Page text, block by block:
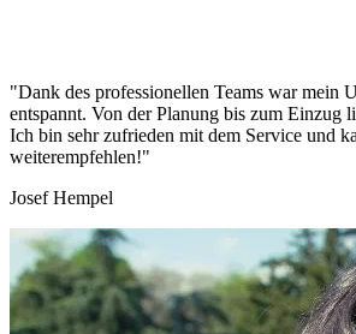
"Dank des professionellen Teams war mein
entspannt. Von der Planung bis zum Einzug
Ich bin sehr zufrieden mit dem Service und
weiterempfehlen!"
Josef Hempel